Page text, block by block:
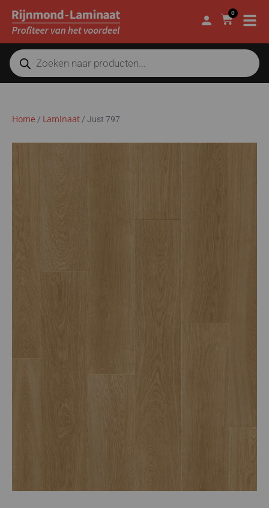
0
Home / Laminaat / Just 797